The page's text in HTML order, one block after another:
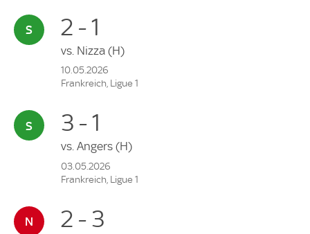
2 - 1
vs. Nizza (H)
10.05.2026
Frankreich, Ligue 1
3 - 1
vs. Angers (H)
03.05.2026
Frankreich, Ligue 1
2 - 3